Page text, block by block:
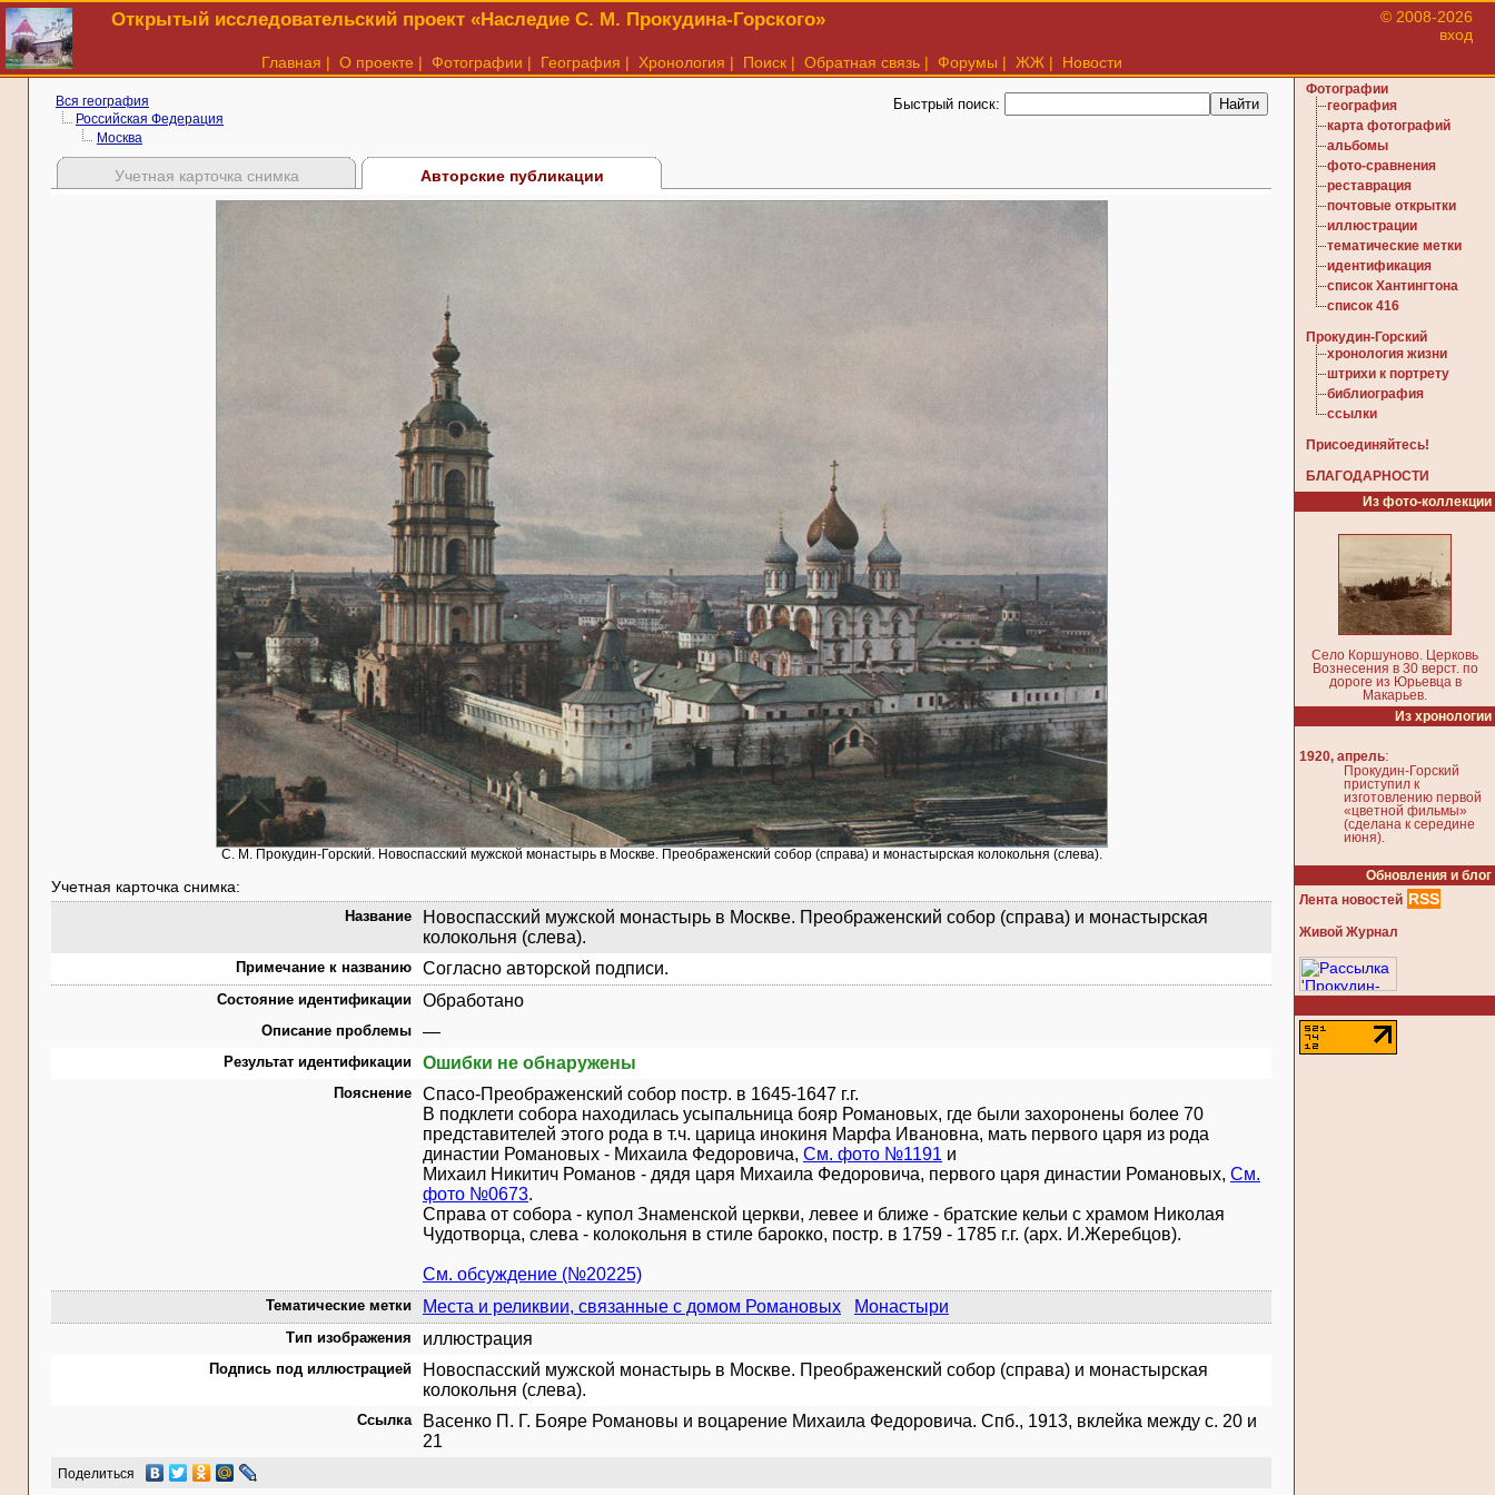
Открытый исследовательский проект «Наследие С. М. Прокудина-Горского»
© 2008-2026
вход
Главная | О проекте | Фотографии | География | Хронология | Поиск | Обратная связь | Форумы | ЖЖ | Новости
Вся география
Российская Федерация
Москва
Быстрый поиск:
Учетная карточка снимка Авторские публикации
С. М. Прокудин-Горский. Новоспасский мужской монастырь в Москве. Преображенский собор (справа) и монастырская колокольня (слева).
Учетная карточка снимка:
Название
Новоспасский мужской монастырь в Москве. Преображенский собор (справа) и монастырская
колокольня (слева).
Примечание к названию Согласно авторской подписи.
Состояние идентификации Обработано
Описание проблемы —
Результат идентификации Ошибки не обнаружены
Пояснение
Спасо-Преображенский собор постр. в 1645-1647 г.г.
В подклети собора находилась усыпальница бояр Романовых, где были захоронены более 70
представителей этого рода в т.ч. царица инокиня Марфа Ивановна, мать первого царя из рода
династии Романовых - Михаила Федоровича, См. фото №1191 и
Михаил Никитич Романов - дядя царя Михаила Федоровича, первого царя династии Романовых, См.
фото №0673.
Справа от собора - купол Знаменской церкви, левее и ближе - братские кельи с храмом Николая
Чудотворца, слева - колокольня в стиле барокко, постр. в 1759 - 1785 г.г. (арх. И.Жеребцов).
См. обсуждение (№20225)
Тематические метки Места и реликвии, связанные с домом Романовых Монастыри
Тип изображения иллюстрация
Подпись под иллюстрацией
Новоспасский мужской монастырь в Москве. Преображенский собор (справа) и монастырская
колокольня (слева).
Ссылка
Васенко П. Г. Бояре Романовы и воцарение Михаила Федоровича. Спб., 1913, вклейка между с. 20 и
21
Поделиться
Фотографии
география
карта фотографий
альбомы
фото-сравнения
реставрация
почтовые открытки
иллюстрации
тематические метки
идентификация
список Хантингтона
список 416
Прокудин-Горский
хронология жизни
штрихи к портрету
библиография
ссылки
Присоединяйтесь!
БЛАГОДАРНОСТИ
Из фото-коллекции
Село Коршуново. Церковь
Вознесения в 30 верст. по
дороге из Юрьевца в
Макарьев.
Из хронологии
1920, апрель:
Прокудин-Горский
приступил к
изготовлению первой
«цветной фильмы»
(сделана к середине
июня).
Обновления и блог
Лента новостей RSS
Живой Журнал